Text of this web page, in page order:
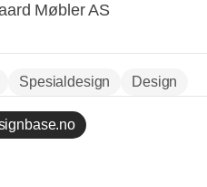
Møbler AS
Spesialdesign Design